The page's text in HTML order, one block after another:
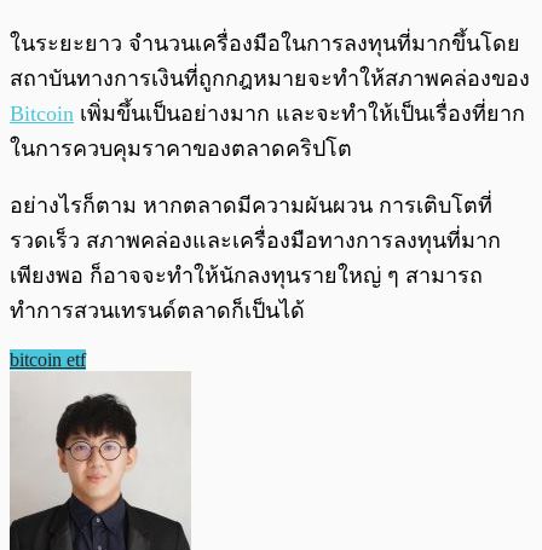
ในระยะยาว จำนวนเครื่องมือในการลงทุนที่มากขึ้นโดย
สถาบันทางการเงินที่ถูกกฎหมายจะทำให้สภาพคล่องของ
Bitcoin เพิ่มขึ้นเป็นอย่างมาก และจะทำให้เป็นเรื่องที่ยาก
ในการควบคุมราคาของตลาดคริปโต
อย่างไรก็ตาม หากตลาดมีความผันผวน การเติบโตที่
รวดเร็ว สภาพคล่องและเครื่องมือทางการลงทุนที่มาก
เพียงพอ ก็อาจจะทำให้นักลงทุนรายใหญ่ ๆ สามารถ
ทำการสวนเทรนด์ตลาดก็เป็นได้
bitcoin etf